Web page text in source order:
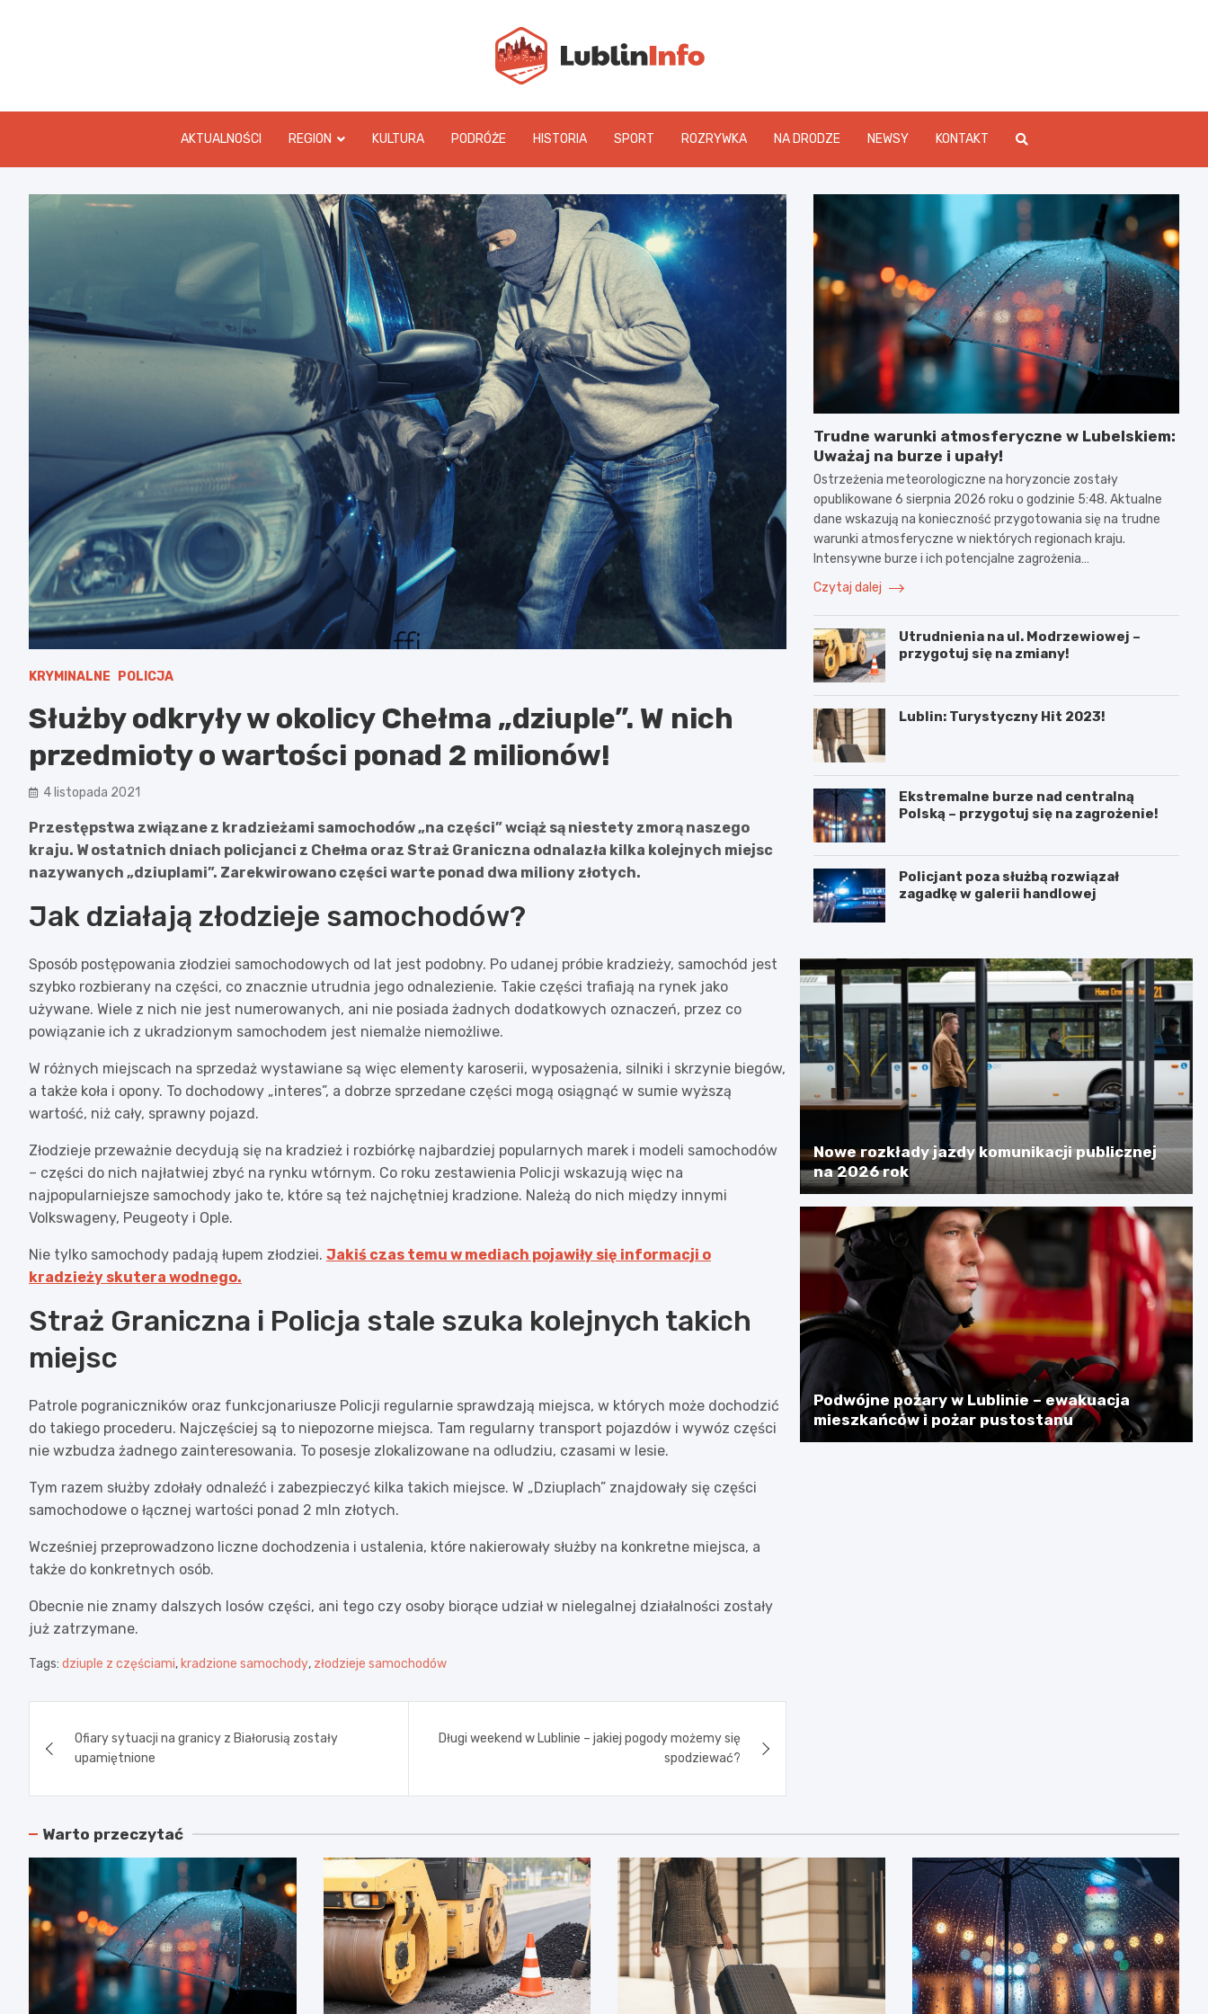
AKTUALNOŚCI REGION KULTURA PODRÓŻE HISTORIA SPORT ROZRYWKA NA DRODZE NEWSY KONTAKT
KRYMINALNE POLICJA
Służby odkryły w okolicy Chełma „dziuple”. W nich
przedmioty o wartości ponad 2 milionów!
4 listopada 2021
Przestępstwa związane z kradzieżami samochodów „na części” wciąż są niestety zmorą naszego
kraju. W ostatnich dniach policjanci z Chełma oraz Straż Graniczna odnalazła kilka kolejnych miejsc
nazywanych „dziuplami”. Zarekwirowano części warte ponad dwa miliony złotych.
Jak działają złodzieje samochodów?
Sposób postępowania złodziei samochodowych od lat jest podobny. Po udanej próbie kradzieży, samochód jest
szybko rozbierany na części, co znacznie utrudnia jego odnalezienie. Takie części trafiają na rynek jako
używane. Wiele z nich nie jest numerowanych, ani nie posiada żadnych dodatkowych oznaczeń, przez co
powiązanie ich z ukradzionym samochodem jest niemalże niemożliwe.
W różnych miejscach na sprzedaż wystawiane są więc elementy karoserii, wyposażenia, silniki i skrzynie biegów,
a także koła i opony. To dochodowy „interes”, a dobrze sprzedane części mogą osiągnąć w sumie wyższą
wartość, niż cały, sprawny pojazd.
Złodzieje przeważnie decydują się na kradzież i rozbiórkę najbardziej popularnych marek i modeli samochodów
– części do nich najłatwiej zbyć na rynku wtórnym. Co roku zestawienia Policji wskazują więc na
najpopularniejsze samochody jako te, które są też najchętniej kradzione. Należą do nich między innymi
Volkswageny, Peugeoty i Ople.
Nie tylko samochody padają łupem złodziei. Jakiś czas temu w mediach pojawiły się informacji o
kradzieży skutera wodnego.
Straż Graniczna i Policja stale szuka kolejnych takich
miejsc
Patrole pograniczników oraz funkcjonariusze Policji regularnie sprawdzają miejsca, w których może dochodzić
do takiego procederu. Najczęściej są to niepozorne miejsca. Tam regularny transport pojazdów i wywóz części
nie wzbudza żadnego zainteresowania. To posesje zlokalizowane na odludziu, czasami w lesie.
Tym razem służby zdołały odnaleźć i zabezpieczyć kilka takich miejsce. W „Dziuplach” znajdowały się części
samochodowe o łącznej wartości ponad 2 mln złotych.
Wcześniej przeprowadzono liczne dochodzenia i ustalenia, które nakierowały służby na konkretne miejsca, a
także do konkretnych osób.
Obecnie nie znamy dalszych losów części, ani tego czy osoby biorące udział w nielegalnej działalności zostały
już zatrzymane.
Tags: dziuple z częściami, kradzione samochody, złodzieje samochodów
wpisu
Ofiary sytuacji na granicy z Białorusią zostały
upamiętnione
Długi weekend w Lublinie – jakiej pogody możemy się
spodziewać?
Trudne warunki atmosferyczne w Lubelskiem:
Uważaj na burze i upały!
Ostrzeżenia meteorologiczne na horyzoncie zostały
opublikowane 6 sierpnia 2026 roku o godzinie 5:48. Aktualne
dane wskazują na konieczność przygotowania się na trudne
warunki atmosferyczne w niektórych regionach kraju.
Intensywne burze i ich potencjalne zagrożenia…
Czytaj dalej
Utrudnienia na ul. Modrzewiowej –
przygotuj się na zmiany!
Lublin: Turystyczny Hit 2023!
Ekstremalne burze nad centralną
Polską – przygotuj się na zagrożenie!
Policjant poza służbą rozwiązał
zagadkę w galerii handlowej
Nowe rozkłady jazdy komunikacji publicznej
na 2026 rok
Podwójne pożary w Lublinie – ewakuacja
mieszkańców i pożar pustostanu
Warto przeczytać